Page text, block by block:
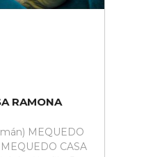
RAMONA
MEQUEDO
CASA